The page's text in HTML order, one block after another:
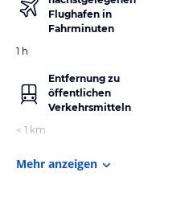
Flughafen in
Fahrminuten
1 h
Entfernung zu
öffentlichen
Verkehrsmitteln
< 1 km
Mehr anzeigen